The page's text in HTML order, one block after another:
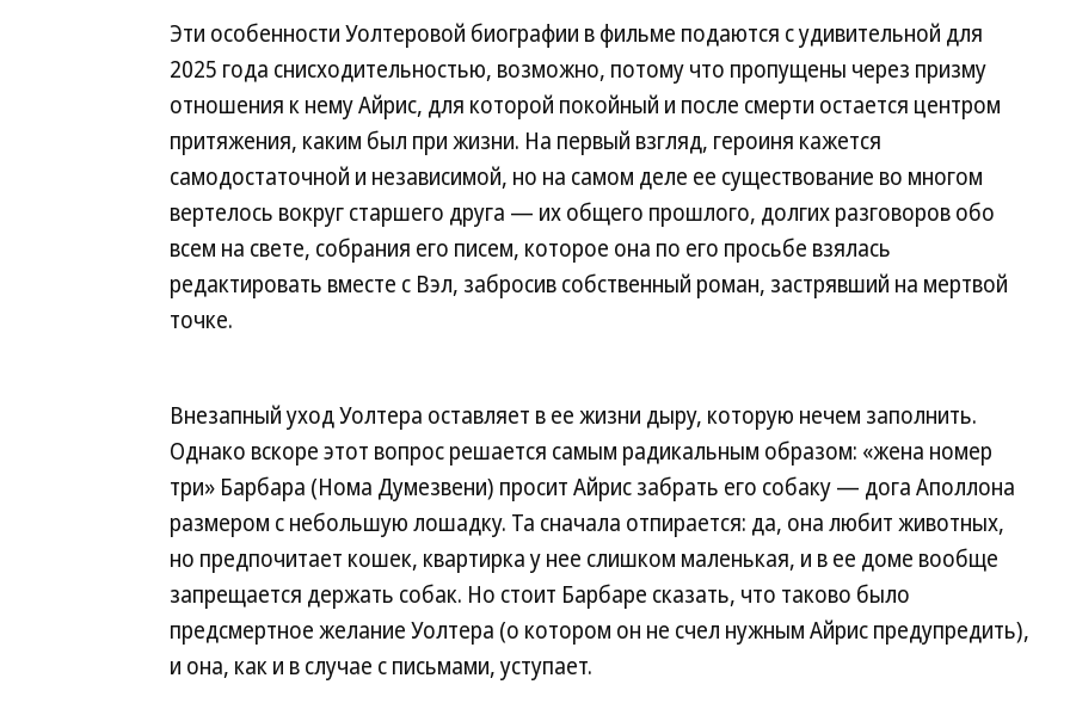
Эти особенности Уолтеровой биографии в фильме подаются с удивительной для
2025 года снисходительностью, возможно, потому что пропущены через призму
отношения к нему Айрис, для которой покойный и после смерти остается центром
притяжения, каким был при жизни. На первый взгляд, героиня кажется
самодостаточной и независимой, но на самом деле ее существование во многом
вертелось вокруг старшего друга — их общего прошлого, долгих разговоров обо
всем на свете, собрания его писем, которое она по его просьбе взялась
редактировать вместе с Вэл, забросив собственный роман, застрявший на мертвой
точке.
Внезапный уход Уолтера оставляет в ее жизни дыру, которую нечем заполнить.
Однако вскоре этот вопрос решается самым радикальным образом: «жена номер
три» Барбара (Нома Думезвени) просит Айрис забрать его собаку — дога Аполлона
размером с небольшую лошадку. Та сначала отпирается: да, она любит животных,
но предпочитает кошек, квартирка у нее слишком маленькая, и в ее доме вообще
запрещается держать собак. Но стоит Барбаре сказать, что таково было
предсмертное желание Уолтера (о котором он не счел нужным Айрис предупредить),
и она, как и в случае с письмами, уступает.